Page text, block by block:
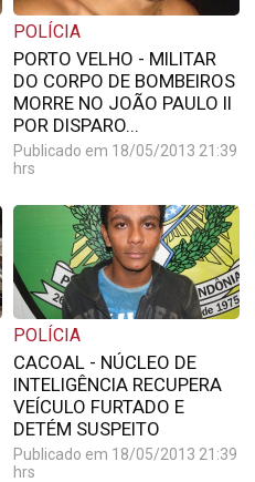
POLÍCIA
PORTO VELHO - MILITAR
DO CORPO DE BOMBEIROS
MORRE NO JOÃO PAULO II
POR DISPARO...
Publicado em 18/05/2013 21:39
hrs
POLÍCIA
CACOAL - NÚCLEO DE
INTELIGÊNCIA RECUPERA
VEÍCULO FURTADO E
DETÉM SUSPEITO
Publicado em 18/05/2013 21:39
hrs